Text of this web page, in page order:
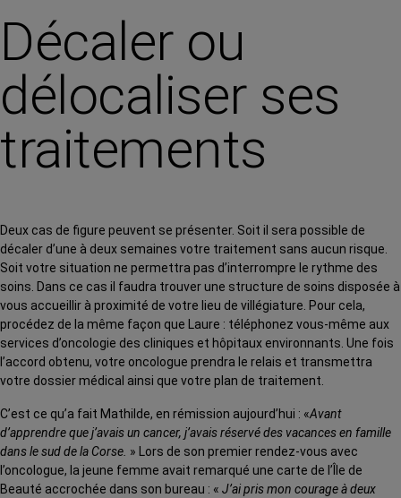
Décaler ou
délocaliser ses
traitements
Deux cas de figure peuvent se présenter. Soit il sera possible de
décaler d’une à deux semaines votre traitement sans aucun risque.
Soit votre situation ne permettra pas d’interrompre le rythme des
soins. Dans ce cas il faudra trouver une structure de soins disposée à
vous accueillir à proximité de votre lieu de villégiature. Pour cela,
procédez de la même façon que Laure : téléphonez vous-même aux
services d’oncologie des cliniques et hôpitaux environnants. Une fois
l’accord obtenu, votre oncologue prendra le relais et transmettra
votre dossier médical ainsi que votre plan de traitement.
C’est ce qu’a fait Mathilde, en rémission aujourd’hui : «Avant
d’apprendre que j’avais un cancer, j’avais réservé des vacances en famille
dans le sud de la Corse. » Lors de son premier rendez-vous avec
l’oncologue, la jeune femme avait remarqué une carte de l’Île de
Beauté accrochée dans son bureau : « J’ai pris mon courage à deux